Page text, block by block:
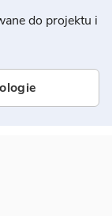
do projektu i